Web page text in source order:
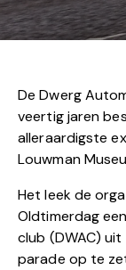
De Dwerg
veertig jaren
alleraardigste
Louwman
Het leek de
Oldtimerdag
club (DWAC)
parade op te